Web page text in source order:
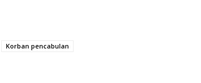
Korban pencabulan